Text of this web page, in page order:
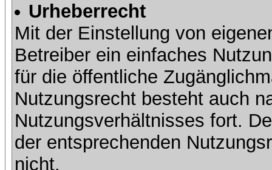
Urheberrecht
Mit der Einstellung von
Betreiber ein einfaches
für die öffentliche
Nutzungsrecht besteht auch
Nutzungsverhältnisses fort.
der entsprechenden
nicht.